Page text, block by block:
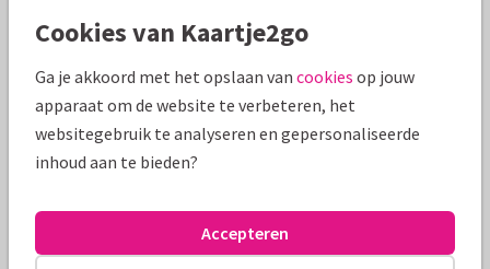
Productinformatie
Een lieve kaart om je collega, vriend, vriendin etc. een hart
Alle kaarten zijn helemaal naar wens aan te passen
Cookies van Kaartje2go
Ga je akkoord met het opslaan van cookies op jouw
apparaat om de website te verbeteren, het
websitegebruik te analyseren en gepersonaliseerde
inhoud aan te bieden?
Accepteren